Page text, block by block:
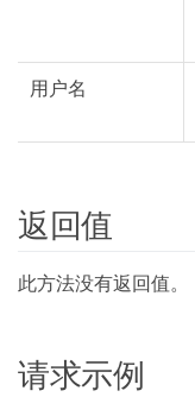
用户名
返回值
此方法没有返回值。
请求示例